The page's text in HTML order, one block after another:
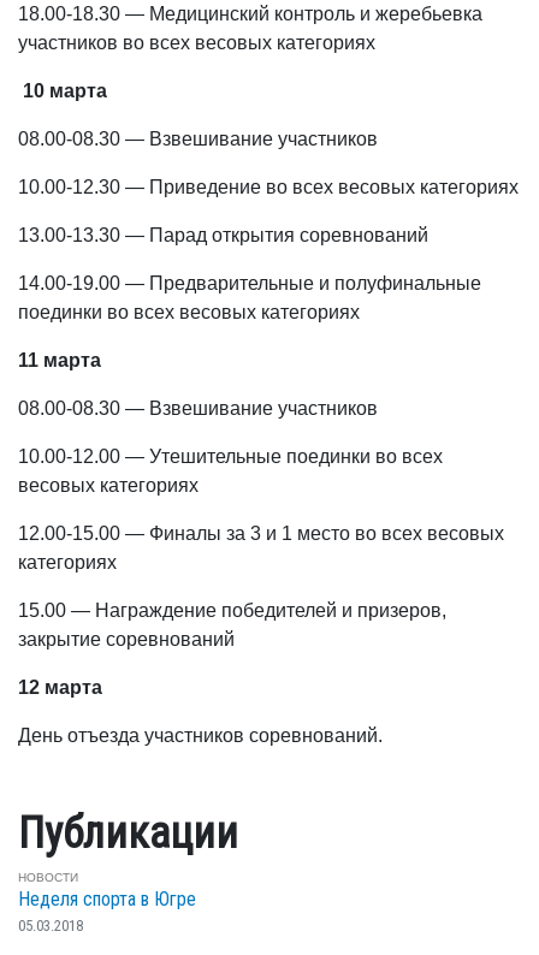
18.00-18.30 — Медицинский контроль и жеребьевка
участников во всех весовых категориях
10 марта
08.00-08.30 — Взвешивание участников
10.00-12.30 — Приведение во всех весовых категориях
13.00-13.30 — Парад открытия соревнований
14.00-19.00 — Предварительные и полуфинальные
поединки во всех весовых категориях
11 марта
08.00-08.30 — Взвешивание участников
10.00-12.00 — Утешительные поединки во всех
весовых категориях
12.00-15.00 — Финалы за 3 и 1 место во всех весовых
категориях
15.00 — Награждение победителей и призеров,
закрытие соревнований
12 марта
День отъезда участников соревнований.
Публикации
НОВОСТИ
Неделя спорта в Югре
05.03.2018